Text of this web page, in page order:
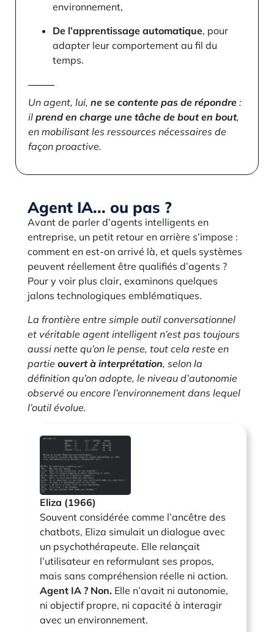
environnement,
De l’apprentissage automatique, pour
adapter leur comportement au fil du
temps.
Un agent, lui, ne se contente pas de répondre :
il prend en charge une tâche de bout en bout,
en mobilisant les ressources nécessaires de
façon proactive.
Agent IA... ou pas ?
Avant de parler d’agents intelligents en
entreprise, un petit retour en arrière s’impose :
comment en est-on arrivé là, et quels systèmes
peuvent réellement être qualifiés d’agents ?
Pour y voir plus clair, examinons quelques
jalons technologiques emblématiques.
La frontière entre simple outil conversationnel
et véritable agent intelligent n’est pas toujours
aussi nette qu’on le pense, tout cela reste en
partie ouvert à interprétation, selon la
définition qu’on adopte, le niveau d’autonomie
observé ou encore l’environnement dans lequel
l’outil évolue.
Eliza (1966)
Souvent considérée comme l’ancêtre des
chatbots, Eliza simulait un dialogue avec
un psychothérapeute. Elle relançait
l’utilisateur en reformulant ses propos,
mais sans compréhension réelle ni action.
Agent IA ? Non. Elle n’avait ni autonomie,
ni objectif propre, ni capacité à interagir
avec un environnement.